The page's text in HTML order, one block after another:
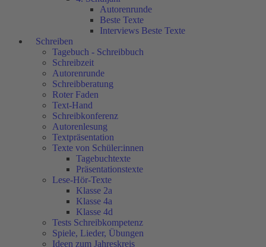
Autorenrunde
Beste Texte
Interviews Beste Texte
Schreiben
Tagebuch - Schreibbuch
Schreibzeit
Autorenrunde
Schreibberatung
Roter Faden
Text-Hand
Schreibkonferenz
Autorenlesung
Textpräsentation
Texte von Schüler:innen
Tagebuchtexte
Präsentationstexte
Lese-Hör-Texte
Klasse 2a
Klasse 4a
Klasse 4d
Tests Schreibkompetenz
Spiele, Lieder, Übungen
Ideen zum Jahreskreis